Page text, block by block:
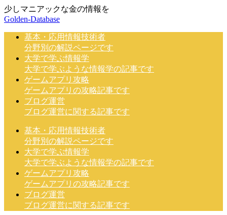
少しマニアックな金の情報を
Golden-Database
基本・応用情報技術者
分野別の解説ページです
大学で学ぶ情報学
大学で学ぶような情報学の記事です
ゲームアプリ攻略
ゲームアプリの攻略記事です
ブログ運営
ブログ運営に関する記事です
基本・応用情報技術者
分野別の解説ページです
大学で学ぶ情報学
大学で学ぶような情報学の記事です
ゲームアプリ攻略
ゲームアプリの攻略記事です
ブログ運営
ブログ運営に関する記事です